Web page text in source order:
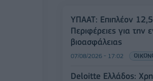
ΥΠΑΑΤ: Επιπλέον
Περιφέρειες για την
βιοασφάλειας
07/08/2026 - 17:02
Deloitte Ελλάδος: